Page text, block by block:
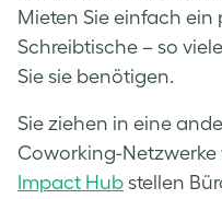
Mieten Sie einfach
Schreibtische – so
Sie sie benötigen.
Sie ziehen in eine
Coworking-Netzwerke
Impact Hub stellen